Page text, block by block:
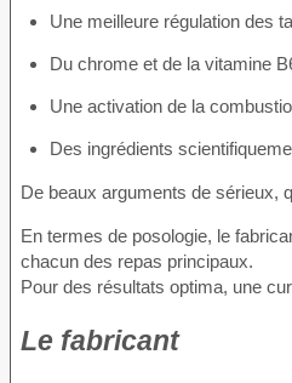
Une meilleure régulation des
Du chrome et de la vitamine
Une activation de la
Des ingrédients
De beaux arguments de sérieux,
En termes de posologie, le
chacun des repas principaux.
Pour des résultats optima, une
Le fabricant